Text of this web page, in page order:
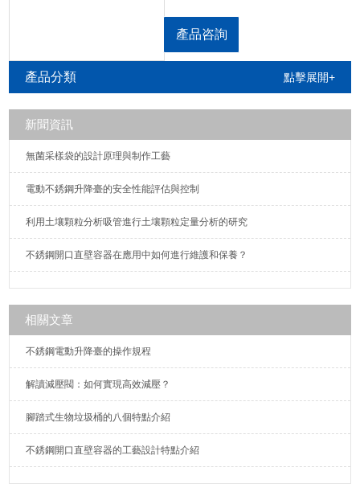
酸堿、易清洗），（臺面和支撐桿都
采用不銹鋼304，可以防止生銹，大大
延長使用壽命）。產品適用于實驗室
產品咨詢
產品分類 點擊展開+
新聞資訊
無菌采樣袋的設計原理與制作工藝
電動不銹鋼升降臺的安全性能評估與控制
利用土壤顆粒分析吸管進行土壤顆粒定量分析的研究
不銹鋼開口直壁容器在應用中如何進行維護和保養？
相關文章
不銹鋼電動升降臺的操作規程
解讀減壓閥：如何實現高效減壓？
腳踏式生物垃圾桶的八個特點介紹
不銹鋼開口直壁容器的工藝設計特點介紹